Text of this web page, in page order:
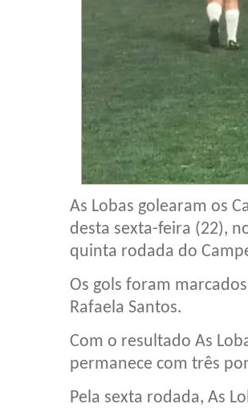
As Lobas golearam os
desta sexta-feira (22),
quinta rodada do
Os gols foram
Rafaela Santos.
Com o resultado As
permanece com três
Pela sexta rodada, As